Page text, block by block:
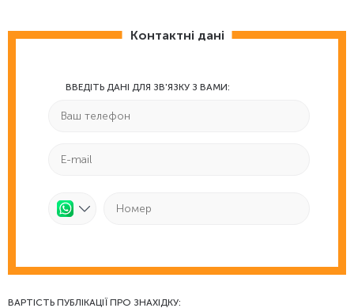
Контактні дані
ВВЕДІТЬ ДАНІ ДЛЯ ЗВ'ЯЗКУ З ВАМИ:
ВАРТІСТЬ ПУБЛІКАЦІЇ ПРО ЗНАХІДКУ: